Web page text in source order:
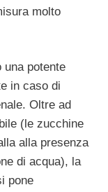
molto
una potente
in caso di
Oltre ad
(le zucchine
alla presenza
di acqua), la
pone